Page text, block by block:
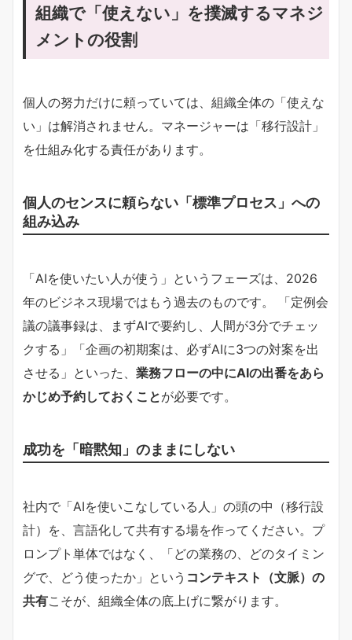
組織で「使えない」を撲滅するマネジ
メントの役割
個人の努力だけに頼っていては、組織全体の「使えな
い」は解消されません。マネージャーは「移行設計」
を仕組み化する責任があります。
個人のセンスに頼らない「標準プロセス」への
組み込み
「AIを使いたい人が使う」というフェーズは、2026
年のビジネス現場ではもう過去のものです。 「定例会
議の議事録は、まずAIで要約し、人間が3分でチェッ
クする」「企画の初期案は、必ずAIに3つの対案を出
させる」といった、 業務フローの中にAIの出番をあら
かじめ予約しておくことが必要です。
成功を「暗黙知」のままにしない
社内で「AIを使いこなしている人」の頭の中（移行設
計）を、言語化して共有する場を作ってください。プ
ロンプト単体ではなく、「どの業務の、どのタイミン
グで、どう使ったか」という コンテキスト（文脈）の
共有こそが、組織全体の底上げに繋がります。